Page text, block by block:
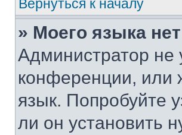
Вернуться к началу
» Моего языка
Администратор не
конференции, или
язык. Попробуйте
ли он установить